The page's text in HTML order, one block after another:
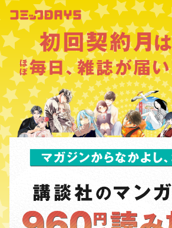
コミックDAYS
初回契約月は無料！ ほぼ毎日、雑誌